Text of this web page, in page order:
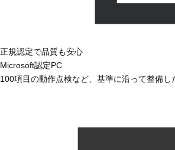
正規認定で品質も安心
Microsoft認定PC
100項目の動作点検など、基準に沿って整備